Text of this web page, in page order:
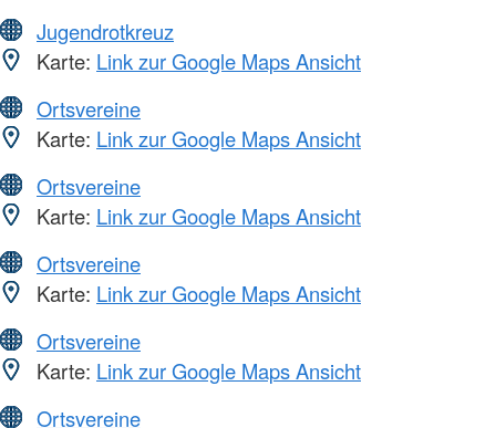
Jugendrotkreuz
Karte: Link zur Google Maps Ansicht
Ortsvereine
Karte: Link zur Google Maps Ansicht
Ortsvereine
Karte: Link zur Google Maps Ansicht
Ortsvereine
Karte: Link zur Google Maps Ansicht
Ortsvereine
Karte: Link zur Google Maps Ansicht
Ortsvereine